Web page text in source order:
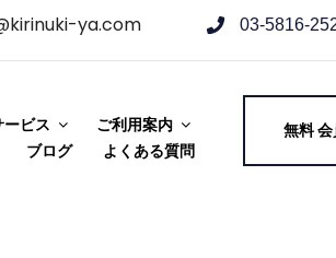
ya.com 03-5816-
キリコム 高品
無料
ビス
ご利用案内
ブログ
よくある質問